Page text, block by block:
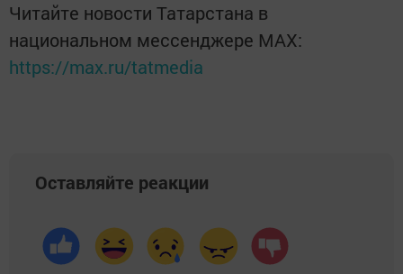
Читайте новости Татарстана в
национальном мессенджере MАХ:
https://max.ru/tatmedia
Оставляйте реакции